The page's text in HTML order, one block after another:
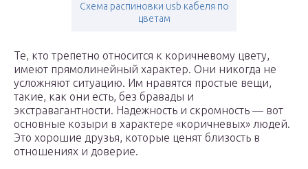
Схема распиновки usb кабеля по
цветам
Те, кто трепетно относится к коричневому цвету,
имеют прямолинейный характер. Они никогда не
усложняют ситуацию. Им нравятся простые вещи,
такие, как они есть, без бравады и
экстравагантности. Надежность и скромность — вот
основные козыри в характере «коричневых» людей.
Это хорошие друзья, которые ценят близость в
отношениях и доверие.